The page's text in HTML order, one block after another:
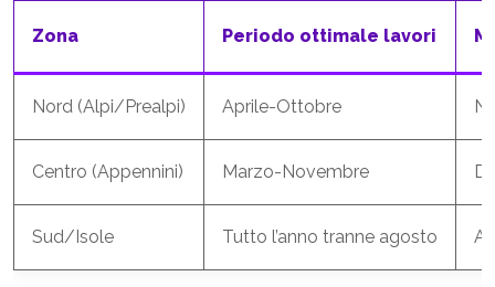
Zona Periodo ottimale lavori
Nord (Alpi/Prealpi) Aprile-Ottobre
Centro (Appennini) Marzo-Novembre
Sud/Isole Tutto l’anno tranne agosto